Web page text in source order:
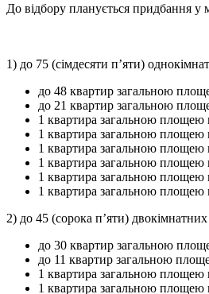
До відбору планується придбання у
1) до 75 (сімдесяти п’яти)
до 48 квартир загальною
до 21 квартир загальною
1 квартира загальною площею
1 квартира загальною площею
1 квартира загальною площею
1 квартира загальною площею
1 квартира загальною площею
1 квартира загальною площею
2) до 45 (сорока п’яти)
до 30 квартир загальною
до 11 квартир загальною
1 квартира загальною площею
1 квартира загальною площею